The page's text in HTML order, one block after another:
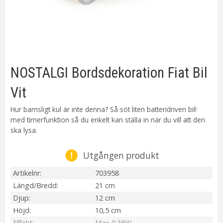
NOSTALGI Bordsdekoration Fiat Bil
Vit
Hur barnsligt kul är inte denna? Så söt liten batteridriven bil!
med timerfunktion så du enkelt kan ställa in när du vill att den
ska lysa.
Utgången produkt
Artikelnr
703958
Längd/Bredd
21 cm
Djup
12 cm
Höjd
10,5 cm